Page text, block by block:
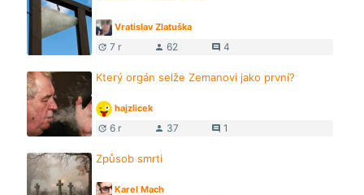
Vratislav Zlatuška
update 7 r person 62 comment 4
Který orgán selže Zemanovi jako první?
hajzlicek
update 6 r person 37 comment 1
Způsob smrti
Karel Mach